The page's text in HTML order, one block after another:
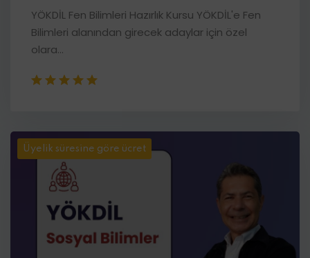
YÖKDİL Fen Bilimleri Hazırlık Kursu YÖKDİL'e Fen
Bilimleri alanından girecek adaylar için özel
olara...
Üyelik süresine göre ücret